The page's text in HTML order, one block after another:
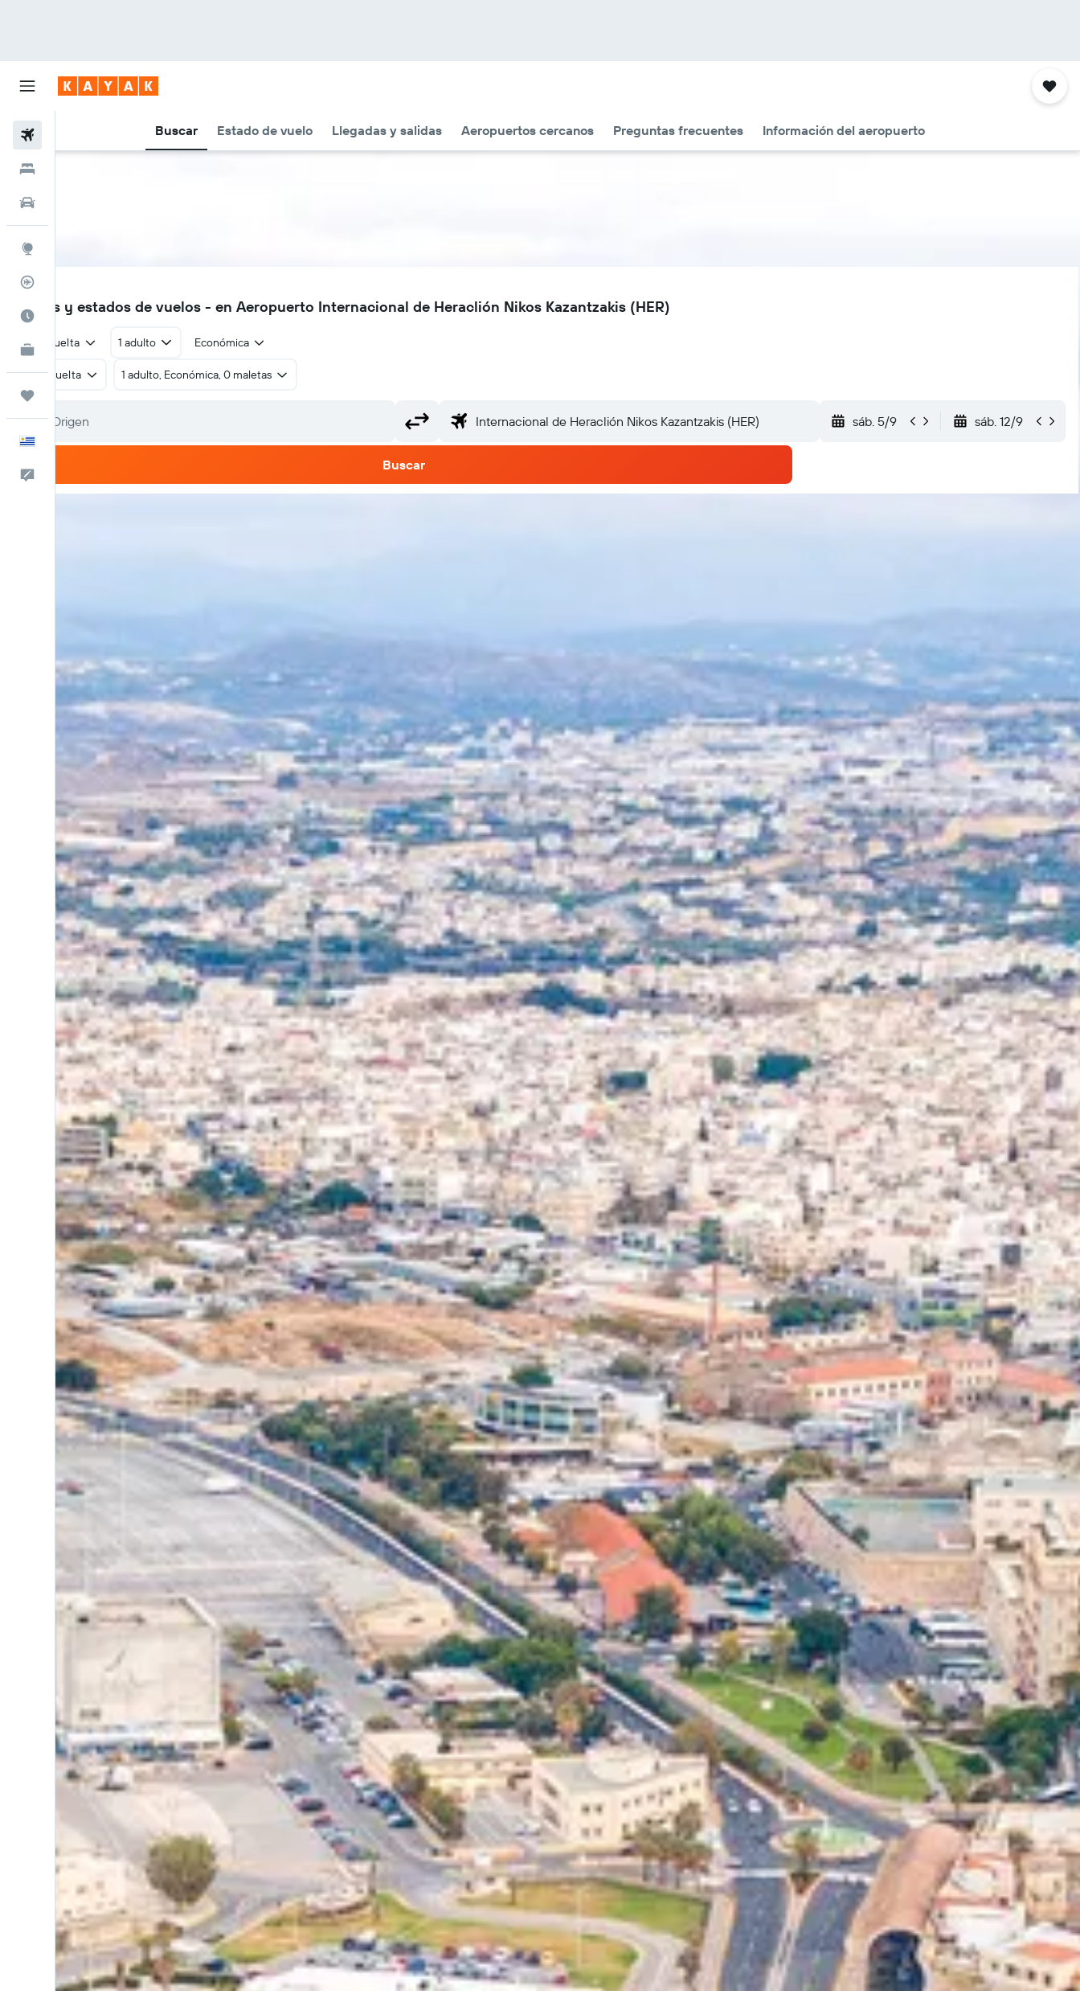
Buscar Estado de vuelo Llegadas y salidas Aeropuertos cercanos Preguntas frecuentes Información del aeropuerto
Cuándo ir
KAYAK for Business
NUEVO
HER
Vuelos y estados de vuelos - en Aeropuerto Internacional de Heraclión Nikos Kazantzakis (HER)
Ida y vuelta 1 adulto Económica
Ida y vuelta 1 adulto, Económica, 0 maletas
sáb. 5/9 sáb. 12/9
Buscar